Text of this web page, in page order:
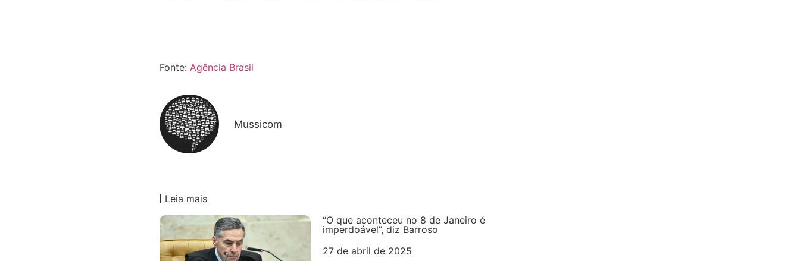
Fonte: Agência Brasil
Mussicom
Leia mais
“O que aconteceu no 8 de Janeiro é
imperdoável”, diz Barroso
27 de abril de 2025